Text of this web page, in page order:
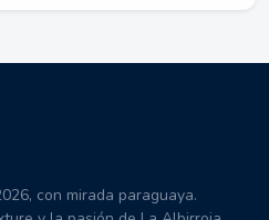
con mirada paraguaya.